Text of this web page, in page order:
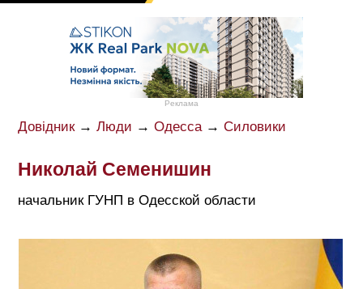
Реклама
Довідник→ Люди → Одесса → Силовики
Николай Семенишин
начальник ГУНП в Одесской области